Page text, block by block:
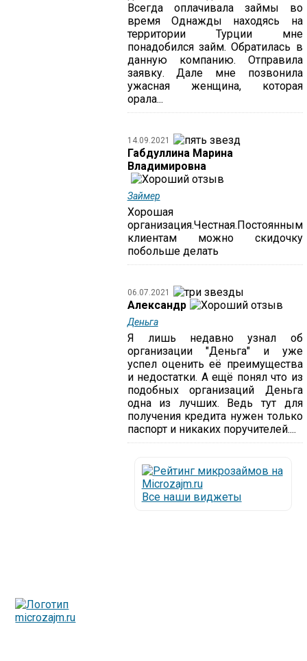
Всегда оплачивала займы во
время Однажды находясь на
территории Турции мне
понадобился займ. Обратилась в
данную компанию. Отправила
заявку. Дале мне позвонила
ужасная женщина, которая
орала...
14.09.2021
Габдуллина Марина
Владимировна
Займер
Хорошая
организация.Честная.Постоянным
клиентам можно скидочку
побольше делать
06.07.2021
Александр
Деньга
Я лишь недавно узнал об
организации "Деньга" и уже
успел оценить её преимущества
и недостатки. А ещё понял что из
подобных организаций Деньга
одна из лучших. Ведь тут для
получения кредита нужен только
паспорт и никаких поручителей....
Все наши виджеты